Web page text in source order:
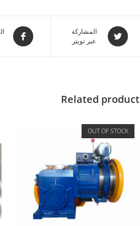
المشاركة
عبر تويتر
Related
OUT OF STOCK